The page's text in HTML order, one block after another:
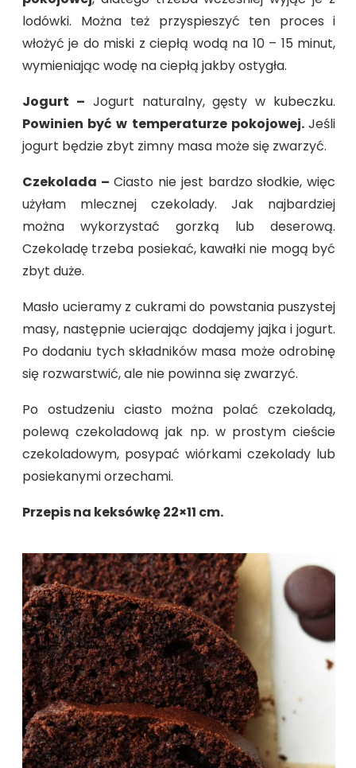
lodówki. Można też przyspieszyć ten proces i
włożyć je do miski z ciepłą wodą na 10 – 15 minut,
wymieniając wodę na ciepłą jakby ostygła.
Jogurt – Jogurt naturalny, gęsty w kubeczku.
Powinien być w temperaturze pokojowej. Jeśli
jogurt będzie zbyt zimny masa może się zwarzyć.
Czekolada – Ciasto nie jest bardzo słodkie, więc
użyłam mlecznej czekolady. Jak najbardziej
można wykorzystać gorzką lub deserową.
Czekoladę trzeba posiekać, kawałki nie mogą być
zbyt duże.
Masło ucieramy z cukrami do powstania puszystej
masy, następnie ucierając dodajemy jajka i jogurt.
Po dodaniu tych składników masa może odrobinę
się rozwarstwić, ale nie powinna się zwarzyć.
Po ostudzeniu ciasto można polać czekoladą,
polewą czekoladową jak np. w prostym cieście
czekoladowym, posypać wiórkami czekolady lub
posiekanymi orzechami.
Przepis na keksówkę 22×11 cm.